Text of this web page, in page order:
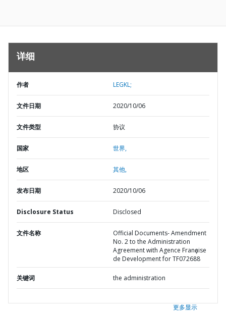
详细
作者 LEGKL;
文件日期 2020/10/06
文件类型 协议
国家 世界,
地区 其他,
发布日期 2020/10/06
Disclosure Status Disclosed
文件名称
Official Documents- Amendment
No. 2 to the Administration
Agreement with Agence Franҫaise
de Development for TF072688
关键词 the administration
更多显示